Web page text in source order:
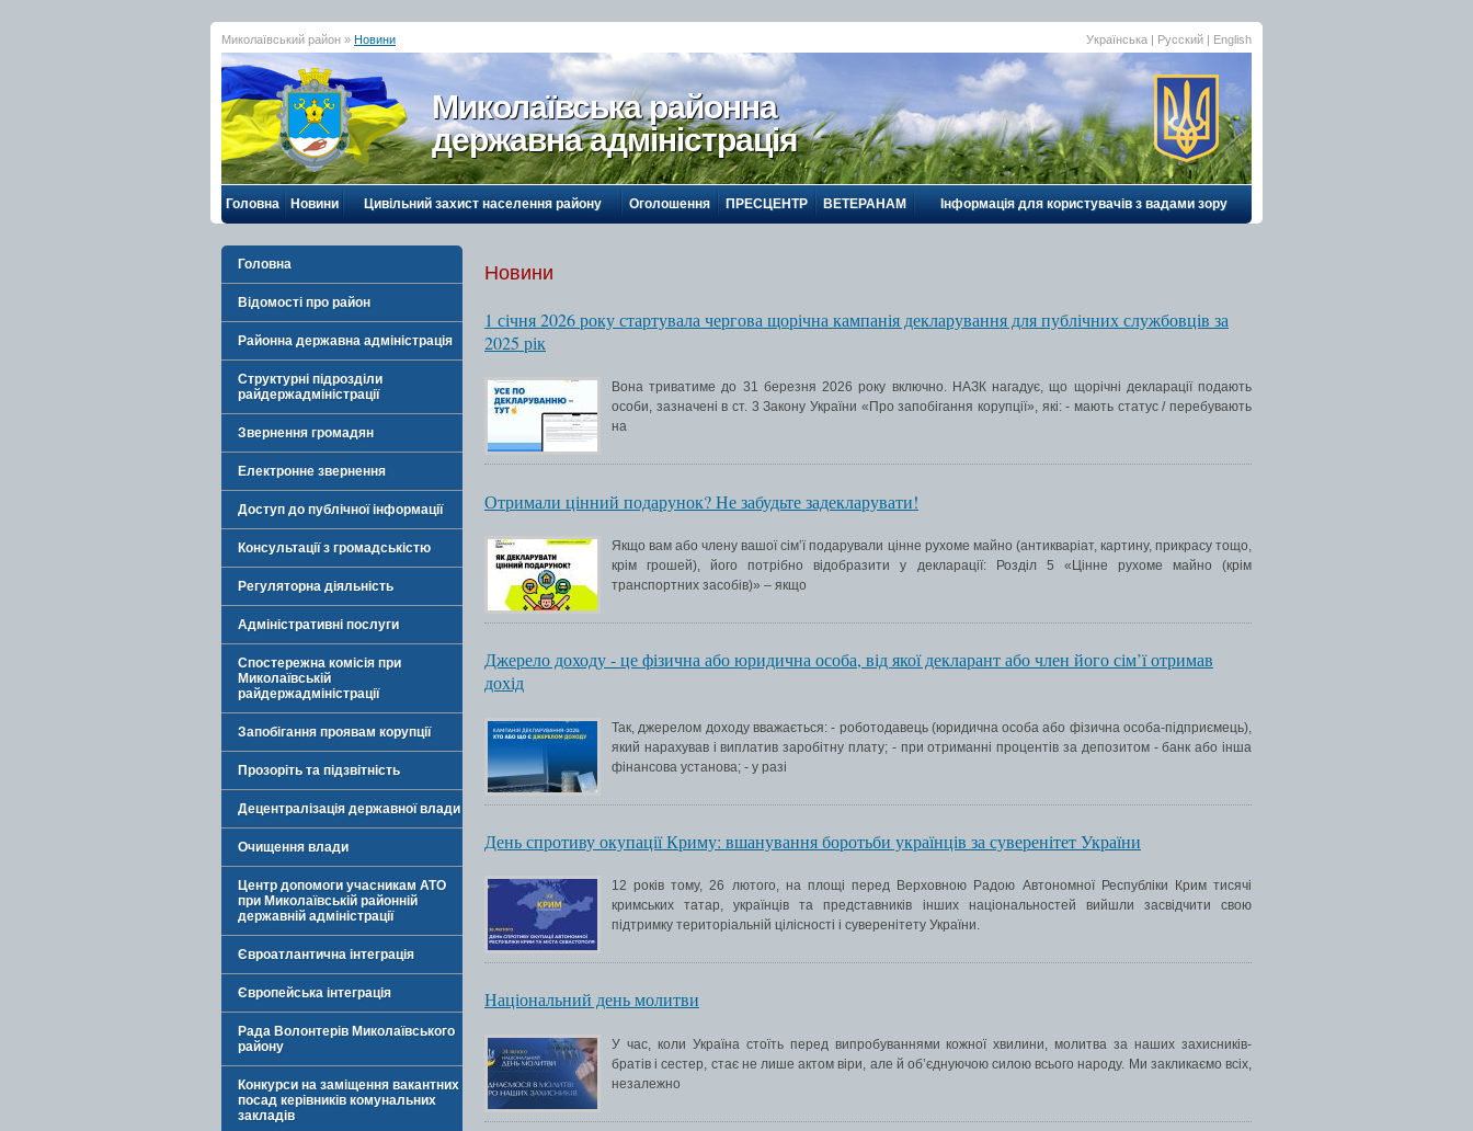
Миколаївський район » Новини Українська | Русский | English
Миколаївська районна
державна адміністрація
Головна Новини Цивільний захист населення району Оголошення ПРЕСЦЕНТР ВЕТЕРАНАМ Інформація для користувачів з вадами зору
Головна
Відомості про район
Районна державна адміністрація
Структурні підрозділи
райдержадміністрації
Звернення громадян
Електронне звернення
Доступ до публічної інформації
Консультації з громадськістю
Регуляторна діяльність
Адміністративні послуги
Спостережна комісія при
Миколаївській
райдержадміністрації
Запобігання проявам корупції
Прозоріть та підзвітність
Децентралізація державної влади
Очищення влади
Центр допомоги учасникам АТО
при Миколаївській районній
державній адміністрації
Євроатлантична інтеграція
Європейська інтеграція
Рада Волонтерів Миколаївського
району
Конкурси на заміщення вакантних
посад керівників комунальних
закладів
Новини
1 січня 2026 року стартувала чергова щорічна кампанія декларування для публічних службовців за
2025 рік
Вона триватиме до 31 березня 2026 року включно. НАЗК нагадує, що щорічні декларації подають
особи, зазначені в ст. 3 Закону України «Про запобігання корупції», які: - мають статус / перебувають
на
Отримали цінний подарунок? Не забудьте задекларувати!
Якщо вам або члену вашої сім’ї подарували цінне рухоме майно (антикваріат, картину, прикрасу тощо,
крім грошей), його потрібно відобразити у декларації: Розділ 5 «Цінне рухоме майно (крім
транспортних засобів)» – якщо
Джерело доходу - це фізична або юридична особа, від якої декларант або член його сім’ї отримав
дохід
Так, джерелом доходу вважається: - роботодавець (юридична особа або фізична особа-підприємець),
який нарахував і виплатив заробітну плату; - при отриманні процентів за депозитом - банк або інша
фінансова установа; - у разі
День спротиву окупації Криму: вшанування боротьби українців за суверенітет України
12 років тому, 26 лютого, на площі перед Верховною Радою Автономної Республіки Крим тисячі
кримських татар, українців та представників інших національностей вийшли засвідчити свою
підтримку територіальній цілісності і суверенітету України.
Національний день молитви
У час, коли Україна стоїть перед випробуваннями кожної хвилини, молитва за наших захисників-
братів і сестер, стає не лише актом віри, але й об’єднуючою силою всього народу. Ми закликаємо всіх,
незалежно